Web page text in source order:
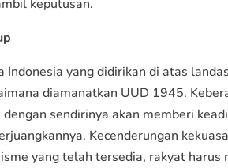
keputusan.
Indonesia yang didirikan di atas
diamanatkan UUD 1945.
sendirinya akan memberi
Kecenderungan
yang telah tersedia, rakyat